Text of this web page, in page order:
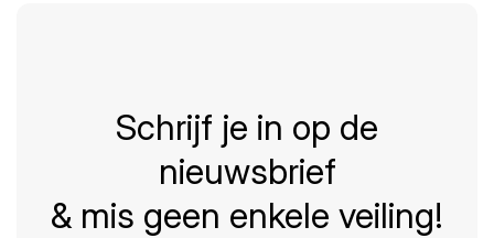
Schrijf je in op de
nieuwsbrief
& mis geen enkele veiling!